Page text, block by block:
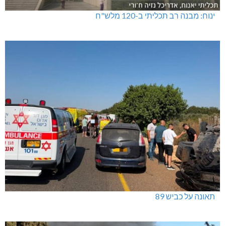
ינוח: מבנה רב תכליתי ב-120 מלש"ח
תאונה על כביש 89